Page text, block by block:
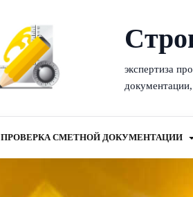
экспертиза
ПРОВЕРКА СМЕТНОЙ ДОКУМЕНТАЦИИ